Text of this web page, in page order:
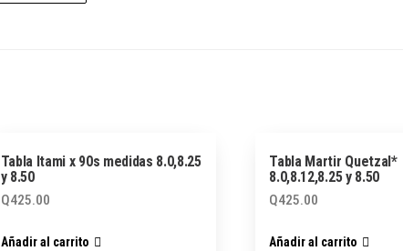
Tabla Itami x 90s medidas 8.0,8.25
y 8.50
Q425.00
Añadir al carrito
Tabla Martir Quetzal*
8.0,8.12,8.25 y 8.50
Q425.00
Añadir al carrito